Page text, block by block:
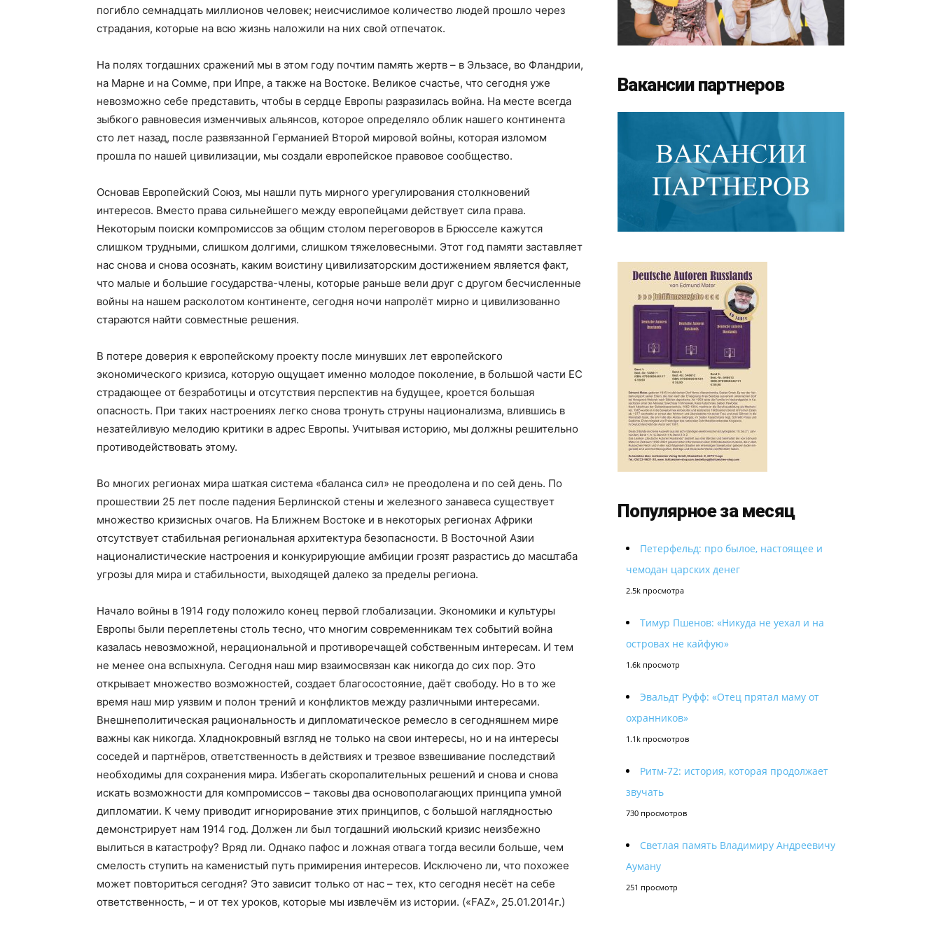
погибло семнадцать миллионов человек; неисчислимое количество людей прошло через
страдания, которые на всю жизнь наложили на них свой отпечаток.
На полях тогдашних сражений мы в этом году почтим память жертв – в Эльзасе, во Фландрии,
на Марне и на Сомме, при Ипре, а также на Востоке. Великое счастье, что сегодня уже
невозможно себе представить, чтобы в сердце Европы разразилась война. На месте всегда
зыбкого равновесия изменчивых альянсов, которое определяло облик нашего континента
сто лет назад, после развязанной Германией Второй мировой войны, которая изломом
прошла по нашей цивилизации, мы создали европейское правовое сообщество.
Основав Европейский Союз, мы нашли путь мирного урегулирования столкновений
интересов. Вместо права сильнейшего между европейцами действует сила права.
Некоторым поиски компромиссов за общим столом переговоров в Брюсселе кажутся
слишком трудными, слишком долгими, слишком тяжеловесными. Этот год памяти заставляет
нас снова и снова осознать, каким воистину цивилизаторским достижением является факт,
что малые и большие государства-члены, которые раньше вели друг с другом бесчисленные
войны на нашем расколотом континенте, сегодня ночи напролёт мирно и цивилизованно
стараются найти совместные решения.
В потере доверия к европейскому проекту после минувших лет европейского
экономического кризиса, которую ощущает именно молодое поколение, в большой части ЕС
страдающее от безработицы и отсутствия перспектив на будущее, кроется большая
опасность. При таких настроениях легко снова тронуть струны национализма, влившись в
незатейливую мелодию критики в адрес Европы. Учитывая историю, мы должны решительно
противодействовать этому.
Во многих регионах мира шаткая система «баланса сил» не преодолена и по сей день. По
прошествии 25 лет после падения Берлинской стены и железного занавеса существует
множество кризисных очагов. На Ближнем Востоке и в некоторых регионах Африки
отсутствует стабильная региональная архитектура безопасности. В Восточной Азии
националистические настроения и конкурирующие амбиции грозят разрастись до масштаба
угрозы для мира и стабильности, выходящей далеко за пределы региона.
Начало войны в 1914 году положило конец первой глобализации. Экономики и культуры
Европы были переплетены столь тесно, что многим современникам тех событий война
казалась невозможной, нерациональной и противоречащей собственным интересам. И тем
не менее она вспыхнула. Сегодня наш мир взаимосвязан как никогда до сих пор. Это
открывает множество возможностей, создает благосостояние, даёт свободу. Но в то же
время наш мир уязвим и полон трений и конфликтов между различными интересами.
Внешнеполитическая рациональность и дипломатическое ремесло в сегодняшнем мире
важны как никогда. Хладнокровный взгляд не только на свои интересы, но и на интересы
соседей и партнёров, ответственность в действиях и трезвое взвешивание последствий
необходимы для сохранения мира. Избегать скоропалительных решений и снова и снова
искать возможности для компромиссов – таковы два основополагающих принципа умной
дипломатии. К чему приводит игнорирование этих принципов, с большой наглядностью
демонстрирует нам 1914 год. Должен ли был тогдашний июльский кризис неизбежно
вылиться в катастрофу? Вряд ли. Однако пафос и ложная отвага тогда весили больше, чем
смелость ступить на каменистый путь примирения интересов. Исключено ли, что похожее
может повториться сегодня? Это зависит только от нас – тех, кто сегодня несёт на себе
ответственность, – и от тех уроков, которые мы извлечём из истории. («FAZ», 25.01.2014г.)
Вакансии партнеров
Популярное за месяц
Петерфельд: про былое, настоящее и
чемодан царских денег
2.5k просмотра
Тимур Пшенов: «Никуда не уехал и на
островах не кайфую»
1.6k просмотр
Эвальдт Руфф: «Отец прятал маму от
охранников»
1.1k просмотров
Ритм-72: история, которая продолжает
звучать
730 просмотров
Светлая память Владимиру Андреевичу
Ауману
251 просмотр